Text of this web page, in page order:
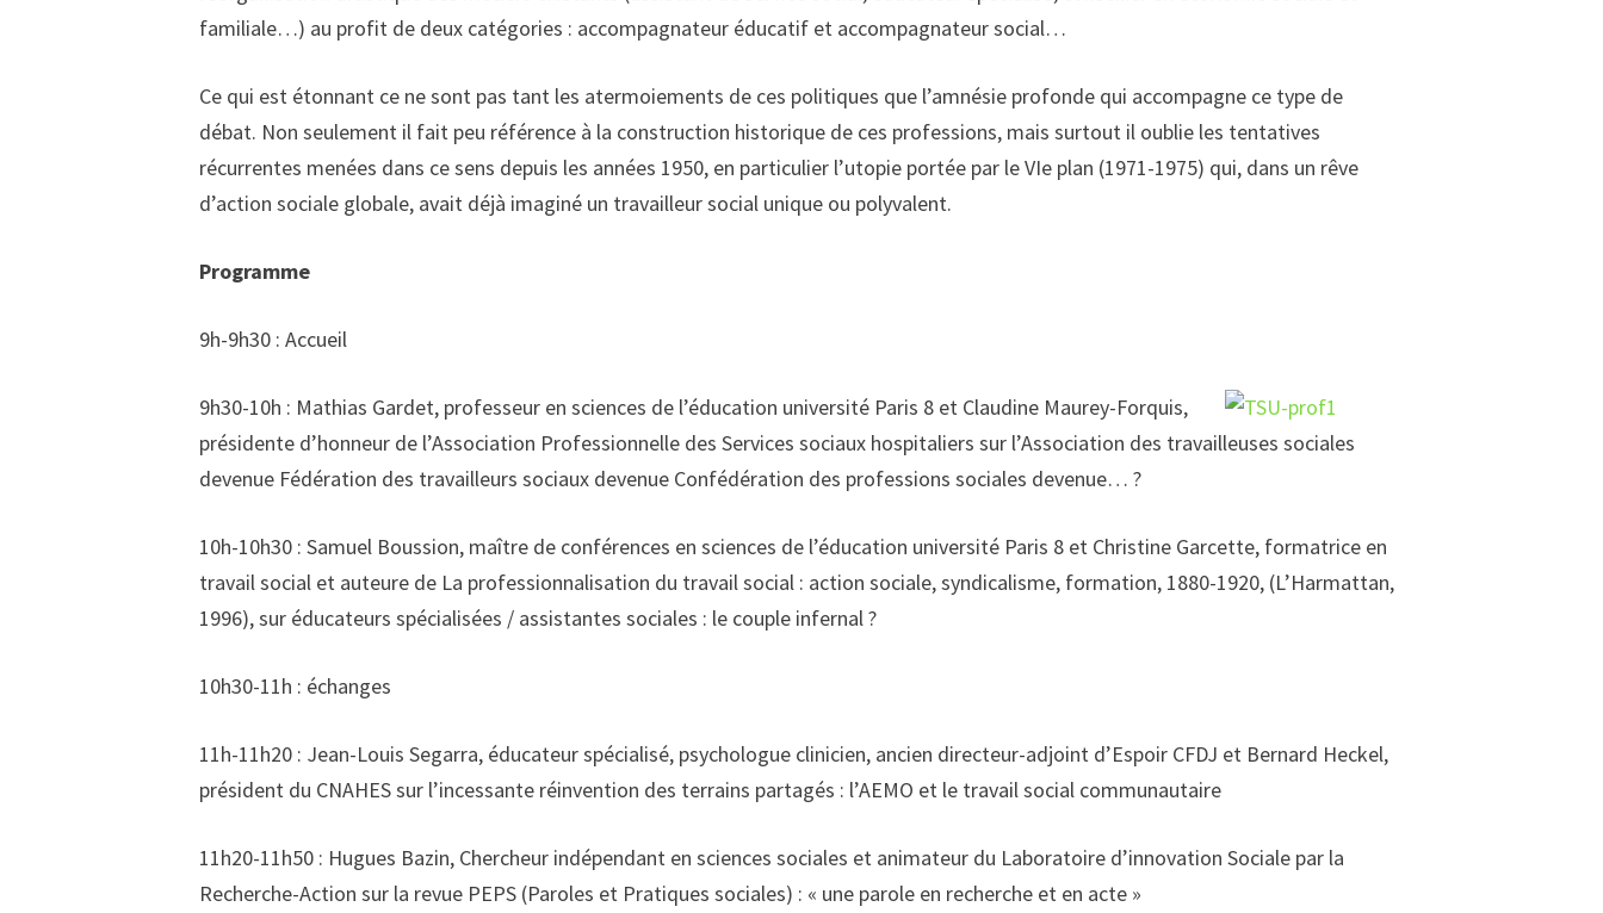
familiale…) au profit de deux catégories : accompagnateur éducatif et accompagnateur social…
Ce qui est étonnant ce ne sont pas tant les atermoiements de ces politiques que l’amnésie profonde qui accompagne ce type de
débat. Non seulement il fait peu référence à la construction historique de ces professions, mais surtout il oublie les tentatives
récurrentes menées dans ce sens depuis les années 1950, en particulier l’utopie portée par le VIe plan (1971-1975) qui, dans un rêve
d’action sociale globale, avait déjà imaginé un travailleur social unique ou polyvalent.
Programme
9h-9h30 : Accueil
9h30-10h : Mathias Gardet, professeur en sciences de l’éducation université Paris 8 et Claudine Maurey-Forquis,
présidente d’honneur de l’Association Professionnelle des Services sociaux hospitaliers sur l’Association des travailleuses sociales
devenue Fédération des travailleurs sociaux devenue Confédération des professions sociales devenue… ?
10h-10h30 : Samuel Boussion, maître de conférences en sciences de l’éducation université Paris 8 et Christine Garcette, formatrice en
travail social et auteure de La professionnalisation du travail social : action sociale, syndicalisme, formation, 1880-1920, (L’Harmattan,
1996), sur éducateurs spécialisées / assistantes sociales : le couple infernal ?
10h30-11h : échanges
11h-11h20 : Jean-Louis Segarra, éducateur spécialisé, psychologue clinicien, ancien directeur-adjoint d’Espoir CFDJ et Bernard Heckel,
président du CNAHES sur l’incessante réinvention des terrains partagés : l’AEMO et le travail social communautaire
11h20-11h50 : Hugues Bazin, Chercheur indépendant en sciences sociales et animateur du Laboratoire d’innovation Sociale par la
Recherche-Action sur la revue PEPS (Paroles et Pratiques sociales) : « une parole en recherche et en acte »